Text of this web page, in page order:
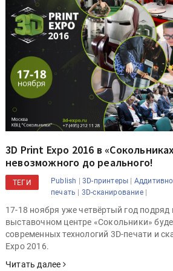
3D Print Expo 2016 в
невозможного до реального!
ТЕГИ Publish |3D-принтеры |
печать | 3D-сканирование|
17-18 ноября уже четвёртый год
выставочном центре «Сокольники»
современных технологий 3D-печати и
Expo 2016.
Читать далее